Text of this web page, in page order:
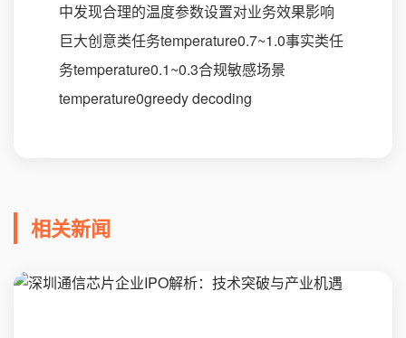
中发现合理的温度参数设置对业务效果影响
巨大创意类任务temperature0.7~1.0事实类任
务temperature0.1~0.3合规敏感场景
temperature0greedy decoding
相关新闻